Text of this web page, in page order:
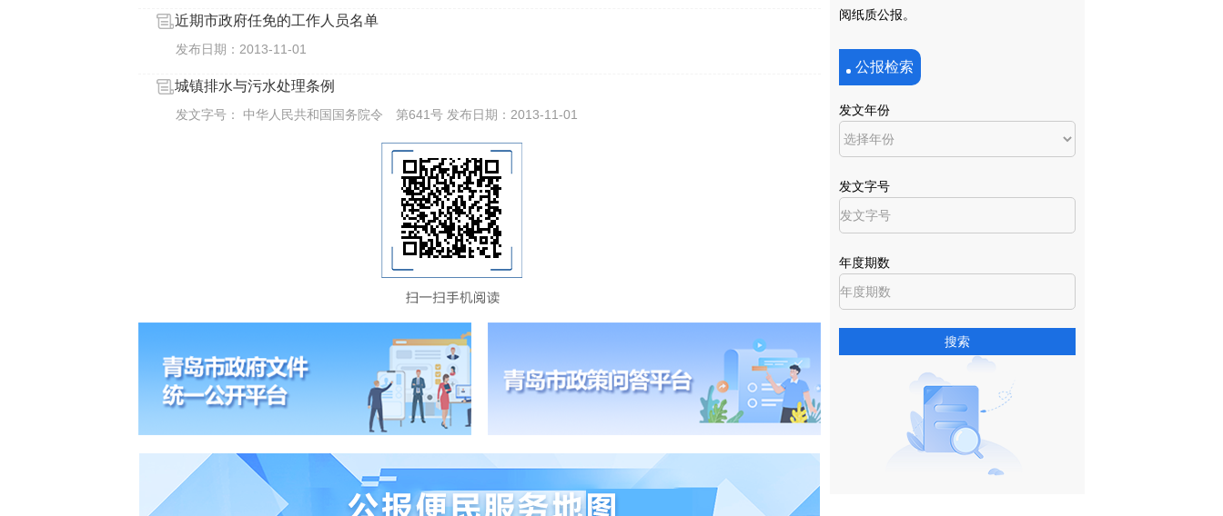
近期市政府任免的工作人员名单
发布日期：2013-11-01
城镇排水与污水处理条例
发文字号： 中华人民共和国国务院令 第641号 发布日期：2013-11-01
阅纸质公报。
公报检索
发文年份
发文字号
年度期数
搜索